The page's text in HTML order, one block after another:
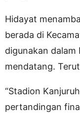
Hidayat
berada di
digunakan
mendatang.
“Stadion
pertandingan